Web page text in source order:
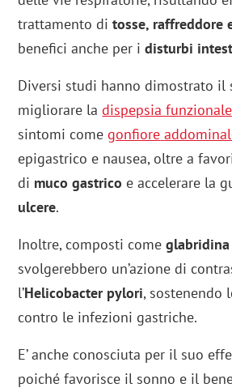
trattamento ditosse, raffreddore
benefici anche per idisturbi
Diversi studi hanno dimostrato il
migliorare ladispepsia funzionale
sintomi comegonfiore
epigastrico e nausea, oltre a
di muco gastrico e accelerare la
ulcere.
Inoltre, composti come
svolgerebbero un’azione di
l’Helicobacter pylori, sostenendo
contro le infezioni gastriche.
E’ anche conosciuta per il suo
poiché favorisce il sonno e il